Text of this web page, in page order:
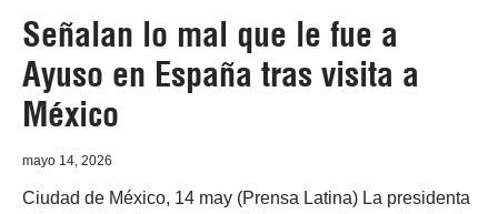
Señalan lo mal que le fue a
Ayuso en España tras visita a
México
mayo 14, 2026
Ciudad de México, 14 may (Prensa Latina) La presidenta